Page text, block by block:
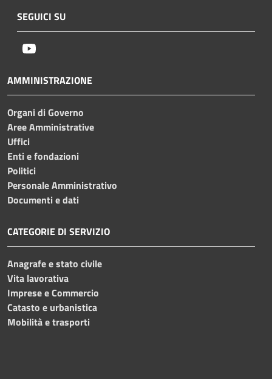
SEGUICI SU
AMMINISTRAZIONE
Organi di Governo
Aree Amministrative
Uffici
Enti e fondazioni
Politici
Personale Amministrativo
Documenti e dati
CATEGORIE DI SERVIZIO
Anagrafe e stato civile
Vita lavorativa
Imprese e Commercio
Catasto e urbanistica
Mobilità e trasporti